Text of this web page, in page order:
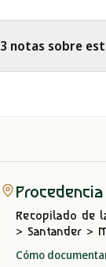
3 notas sobre
Procedencia
Recopilado de
> Santander >
Cómo